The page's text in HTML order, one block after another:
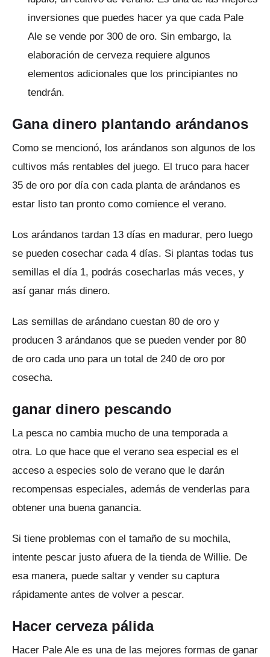
inversiones que puedes hacer ya que cada Pale
Ale se vende por 300 de oro. Sin embargo, la
elaboración de cerveza requiere algunos
elementos adicionales que los principiantes no
tendrán.
Gana dinero plantando arándanos
Como se mencionó, los arándanos son algunos de los
cultivos más rentables del juego. El truco para hacer
35 de oro por día con cada planta de arándanos es
estar listo tan pronto como comience el verano.
Los arándanos tardan 13 días en madurar, pero luego
se pueden cosechar cada 4 días. Si plantas todas tus
semillas el día 1, podrás cosecharlas más veces, y
así ganar más dinero.
Las semillas de arándano cuestan 80 de oro y
producen 3 arándanos que se pueden vender por 80
de oro cada uno para un total de 240 de oro por
cosecha.
ganar dinero pescando
La pesca no cambia mucho de una temporada a
otra. Lo que hace que el verano sea especial es el
acceso a especies solo de verano que le darán
recompensas especiales, además de venderlas para
obtener una buena ganancia.
Si tiene problemas con el tamaño de su mochila,
intente pescar justo afuera de la tienda de Willie. De
esa manera, puede saltar y vender su captura
rápidamente antes de volver a pescar.
Hacer cerveza pálida
Hacer Pale Ale es una de las mejores formas de ganar